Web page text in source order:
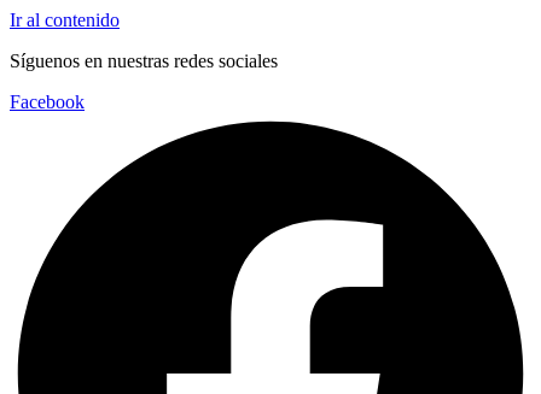
Ir al contenido
Síguenos en nuestras redes sociales
Facebook